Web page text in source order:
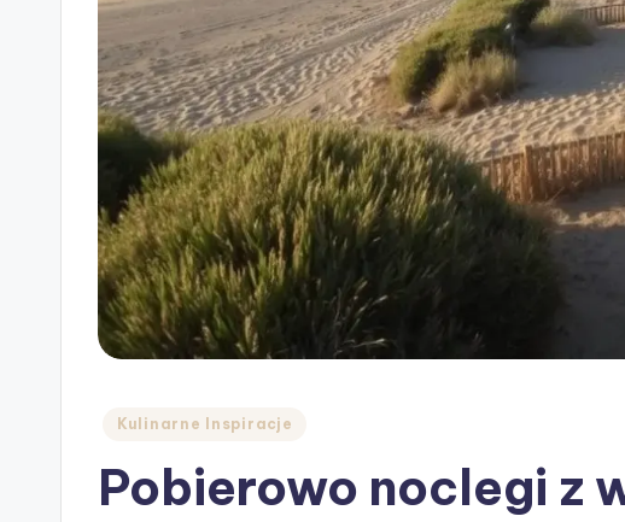
Posted
Kulinarne Inspiracje
Pobierowo noclegi z